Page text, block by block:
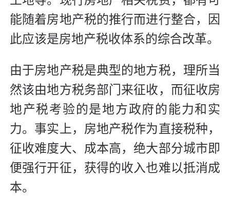
能随着房地产税的推行而进行整合，因
此应该是房地产税收体系的综合改革。
由于房地产税是典型的地方税，理所当
然该由地方税务部门来征收，而征收房
地产税考验的是地方政府的能力和实
力。事实上，房地产税作为直接税种，
征收难度大、成本高，绝大部分城市即
便强行开征，获得的收入也难以抵消成
本。